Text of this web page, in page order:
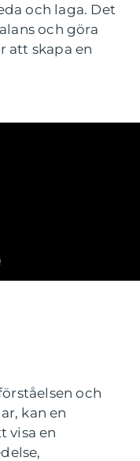
och laga. Det
och göra
att skapa en
och
kan en
visa en